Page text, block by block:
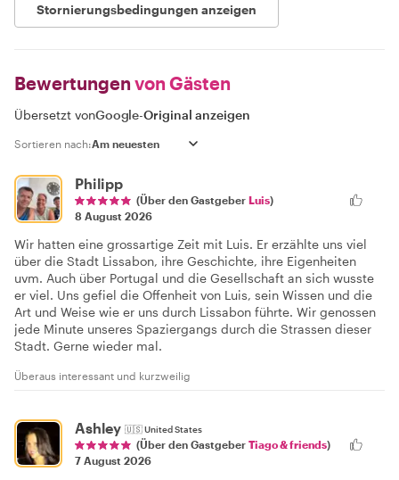
Stornierungsbedingungen anzeigen
Bewertungen von Gästen
Übersetzt vonGoogle-Original anzeigen
Sortieren nach:
Philipp
(Über den Gastgeber Luis)
8 August 2026
Wir hatten eine grossartige Zeit mit Luis. Er erzählte uns viel
über die Stadt Lissabon, ihre Geschichte, ihre Eigenheiten
uvm. Auch über Portugal und die Gesellschaft an sich wusste
er viel. Uns gefiel die Offenheit von Luis, sein Wissen und die
Art und Weise wie er uns durch Lissabon führte. Wir genossen
jede Minute unseres Spaziergangs durch die Strassen dieser
Stadt. Gerne wieder mal.
Überaus interessant und kurzweilig
Ashley 🇺🇸United States
(Über den Gastgeber Tiago & friends)
7 August 2026